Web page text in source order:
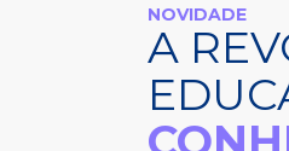
NOVIDADE
A